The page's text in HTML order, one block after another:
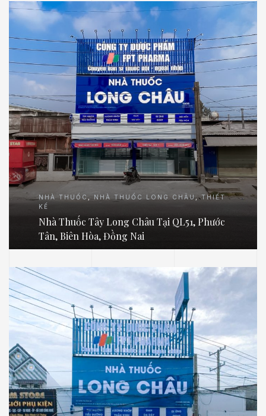
NHÀ THUỐC , NHÀ THUỐC LONG CHÂU,THIẾT
KẾ
Nhà Thuốc Tây Long Châu Tại QL51, Phước
Tân, Biên Hòa, Đồng Nai